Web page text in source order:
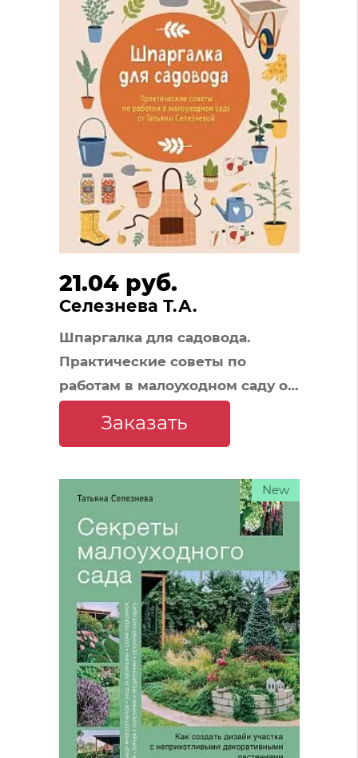
21.04 руб.
Селезнева Т.А.
Шпаргалка для садовода.
Практические советы по
работам в малоуходном саду от
Татьяны Селезневой
Заказать
New